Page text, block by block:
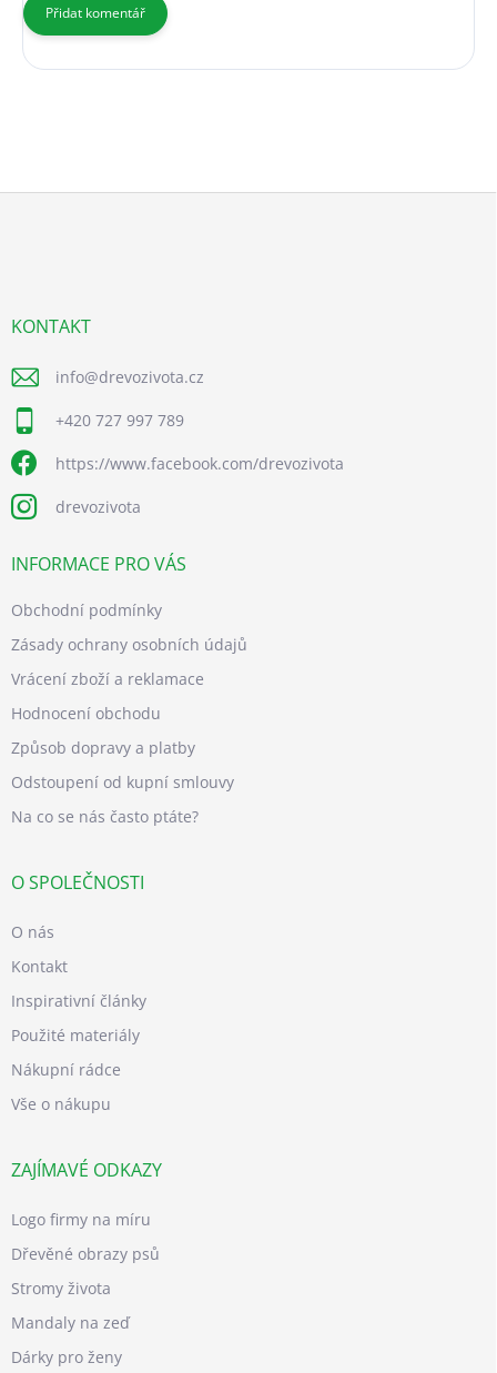
Přidat komentář
KONTAKT
info@drevozivota.cz
+420 727 997 789
https://www.facebook.com/drevozivota
drevozivota
INFORMACE PRO VÁS
Obchodní podmínky
Zásady ochrany osobních údajů
Vrácení zboží a reklamace
Hodnocení obchodu
Způsob dopravy a platby
Odstoupení od kupní smlouvy
Na co se nás často ptáte?
O SPOLEČNOSTI
O nás
Kontakt
Inspirativní články
Použité materiály
Nákupní rádce
Vše o nákupu
ZAJÍMAVÉ ODKAZY
Logo firmy na míru
Dřevěné obrazy psů
Stromy života
Mandaly na zeď
Dárky pro ženy